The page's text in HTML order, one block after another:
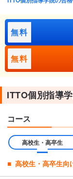
無料
無料
ITTO個別指導
コース
高校生・高卒生
高校生・高卒生向